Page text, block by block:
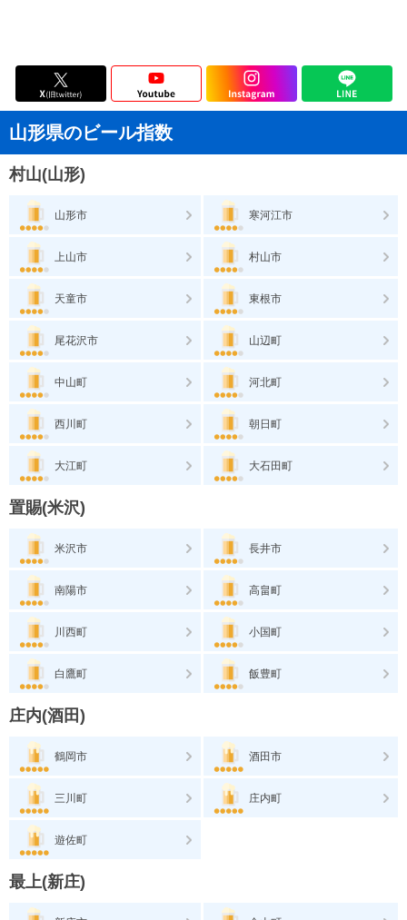
山形県のビール指数
村山(山形)
山形市 寒河江市
上山市 村山市
天童市 東根市
尾花沢市 山辺町
中山町 河北町
西川町 朝日町
大江町 大石田町
置賜(米沢)
米沢市 長井市
南陽市 高畠町
川西町 小国町
白鷹町 飯豊町
庄内(酒田)
鶴岡市 酒田市
三川町 庄内町
遊佐町
最上(新庄)